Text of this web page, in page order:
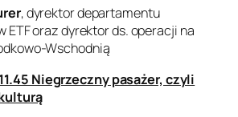
, dyrektor departamentu
ETF oraz dyrektor ds. operacji na
Wschodnią
11.45 Niegrzeczny pasażer, czyli